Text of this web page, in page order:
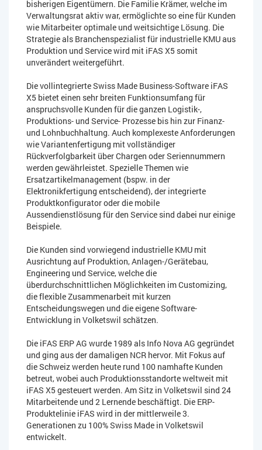
bisherigen Eigentümern. Die Familie Krämer, welche im
Verwaltungsrat aktiv war, ermöglichte so eine für Kunden
wie Mitarbeiter optimale und weitsichtige Lösung. Die
Strategie als Branchenspezialist für industrielle KMU aus
Produktion und Service wird mit iFAS X5 somit
unverändert weitergeführt.
Die vollintegrierte Swiss Made Business-Software iFAS
X5 bietet einen sehr breiten Funktionsumfang für
anspruchsvolle Kunden für die ganzen Logistik-,
Produktions- und Service- Prozesse bis hin zur Finanz-
und Lohnbuchhaltung. Auch komplexeste Anforderungen
wie Variantenfertigung mit vollständiger
Rückverfolgbarkeit über Chargen oder Seriennummern
werden gewährleistet. Spezielle Themen wie
Ersatzartikelmanagement (bspw. in der
Elektronikfertigung entscheidend), der integrierte
Produktkonfigurator oder die mobile
Aussendienstlösung für den Service sind dabei nur einige
Beispiele.
Die Kunden sind vorwiegend industrielle KMU mit
Ausrichtung auf Produktion, Anlagen-/Gerätebau,
Engineering und Service, welche die
überdurchschnittlichen Möglichkeiten im Customizing,
die flexible Zusammenarbeit mit kurzen
Entscheidungswegen und die eigene Software-
Entwicklung in Volketswil schätzen.
Die iFAS ERP AG wurde 1989 als Info Nova AG gegründet
und ging aus der damaligen NCR hervor. Mit Fokus auf
die Schweiz werden heute rund 100 namhafte Kunden
betreut, wobei auch Produktionsstandorte weltweit mit
iFAS X5 gesteuert werden. Am Sitz in Volketswil sind 24
Mitarbeitende und 2 Lernende beschäftigt. Die ERP-
Produktelinie iFAS wird in der mittlerweile 3.
Generationen zu 100% Swiss Made in Volketswil
entwickelt.